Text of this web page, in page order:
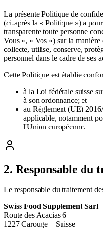
La présente Politique de
(ci-après la « Politique ») a
transparente toute personne
Vous », « Vos ») sur la
collecte, utilise, conserve,
personnel dans le cadre de ses
Cette Politique est établie
à la Loi fédérale suisse
à son ordonnance; et
au Règlement (UE)
applicable, notamment
l'Union européenne.
2. Responsable du
Le responsable du traitement
Swiss Food Supplement Sàrl
Route des Acacias 6
1227 Carouge – Suisse